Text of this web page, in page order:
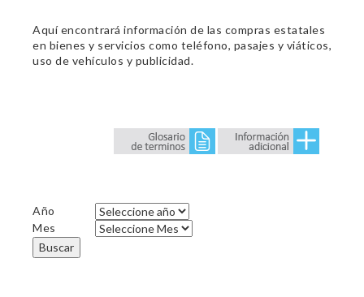
Aquí encontrará información de las compras estatales
en bienes y servicios como teléfono, pasajes y viáticos,
uso de vehículos y publicidad.
Año
Mes
Buscar